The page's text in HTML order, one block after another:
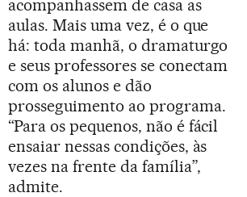
acompanhassem de casa as
aulas. Mais uma vez, é o que
há: toda manhã, o dramaturgo
e seus professores se conectam
com os alunos e dão
prosseguimento ao programa.
“Para os pequenos, não é fácil
ensaiar nessas condições, às
vezes na frente da família”,
admite.